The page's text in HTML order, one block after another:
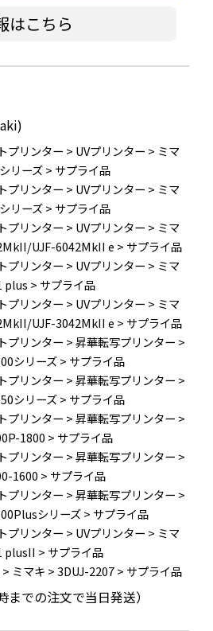
はこちら
プリンター > UVプリンター > ミマ
リーズ> サプライ品
プリンター > UVプリンター > ミマ
リーズ> サプライ品
プリンター > UVプリンター > ミマ
UJF-6042MkII e > サプライ品
プリンター > UVプリンター > ミマ
plus > サプライ品
プリンター > UVプリンター > ミマ
UJF-3042MkII e > サプライ品
プリンター >昇華転写プリンター >
シリーズ> サプライ品
プリンター >昇華転写プリンター >
シリーズ> サプライ品
プリンター >昇華転写プリンター >
1800 > サプライ品
プリンター >昇華転写プリンター >
1600 > サプライ品
プリンター >昇華転写プリンター >
シリーズ> サプライ品
プリンター > UVプリンター > ミマ
plusII > サプライ品
> ミマキ >3DUJ-2207> サプライ品
までの注文で当日発送）